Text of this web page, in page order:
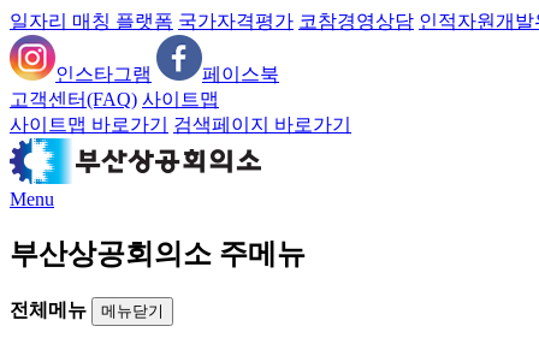
일자리 매칭 플랫폼 국가자격평가 코참경영상담 인적자원개발
인스타그램
페이스북
고객센터(FAQ) 사이트맵
사이트맵 바로가기
검색페이지 바로가기
Menu
부산상공회의소 주메뉴
전체메뉴 메뉴닫기